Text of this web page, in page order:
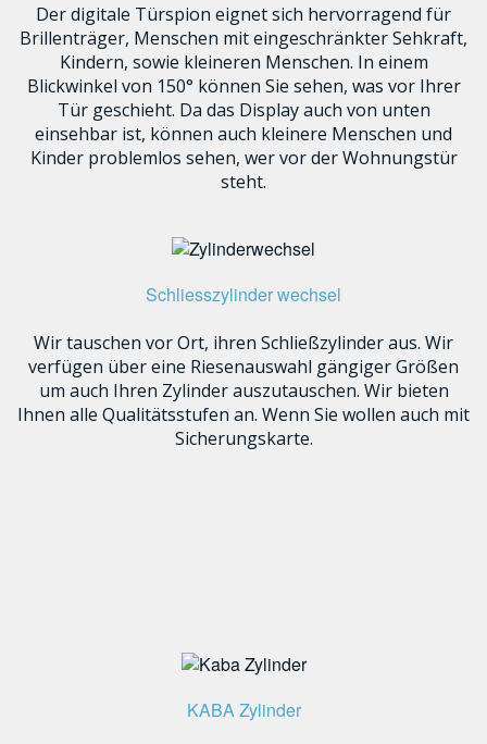
Der digitale Türspion eignet sich hervorragend für
Brillenträger, Menschen mit eingeschränkter Sehkraft,
Kindern, sowie kleineren Menschen. In einem
Blickwinkel von 150° können Sie sehen, was vor Ihrer
Tür geschieht. Da das Display auch von unten
einsehbar ist, können auch kleinere Menschen und
Kinder problemlos sehen, wer vor der Wohnungstür
steht.
Schliesszylinder wechsel
Wir tauschen vor Ort, ihren Schließzylinder aus. Wir
verfügen über eine Riesenauswahl gängiger Größen
um auch Ihren Zylinder auszutauschen. Wir bieten
Ihnen alle Qualitätsstufen an. Wenn Sie wollen auch mit
Sicherungskarte.
KABA Zylinder